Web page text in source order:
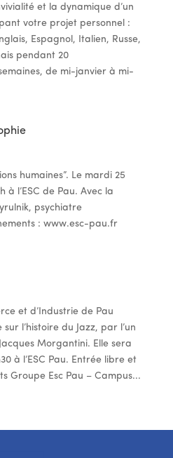
et la dynamique d’un
votre projet personnel :
Espagnol, Italien, Russe,
pendant 20
de mi-janvier à mi-
humaines”. Le mardi 25
à l’ESC de Pau. Avec la
psychiatre
: www.esc-pau.fr
et d’Industrie de Pau
l’histoire du Jazz, par l’un
Morgantini. Elle sera
à l’ESC Pau. Entrée libre et
Groupe Esc Pau – Campus...